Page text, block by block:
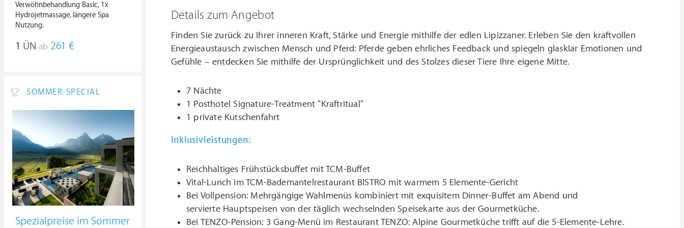
Details zum Angebot
Finden Sie zurück zu Ihrer inneren Kraft, Stärke und Energie mithilfe der edlen Lipizzaner. Erleben Sie den kraftvollen
Energieaustausch zwischen Mensch und Pferd: Pferde geben ehrliches Feedback und spiegeln glasklar Emotionen und
Gefühle – entdecken Sie mithilfe der Ursprünglichkeit und des Stolzes dieser Tiere Ihre eigene Mitte.
7 Nächte
1 Posthotel Signature-Treatment "Kraftritual"
1 private Kutschenfahrt
Inklusivleistungen:
Reichhaltiges Frühstücksbuffet mit TCM-Buffet
Vital-Lunch im TCM-Bademantelrestaurant BISTRO mit warmem 5 Elemente-Gericht
Bei Vollpension: Mehrgängige Wahlmenüs kombiniert mit exquisitem Dinner-Buffet am Abend und
servierte Hauptspeisen von der täglich wechselnden Speisekarte aus der Gourmetküche.
Bei TENZO-Pension: 3 Gang-Menü im Restaurant TENZO: Alpine Gourmetküche trifft auf die 5-Elemente-Lehre.
Verwöhnbehandlung Basic, 1x
Hydrojetmassage, längere Spa
Nutzung.
1 ÜN ab 261 €
SOMMER-SPECIAL
Spezialpreise im Sommer